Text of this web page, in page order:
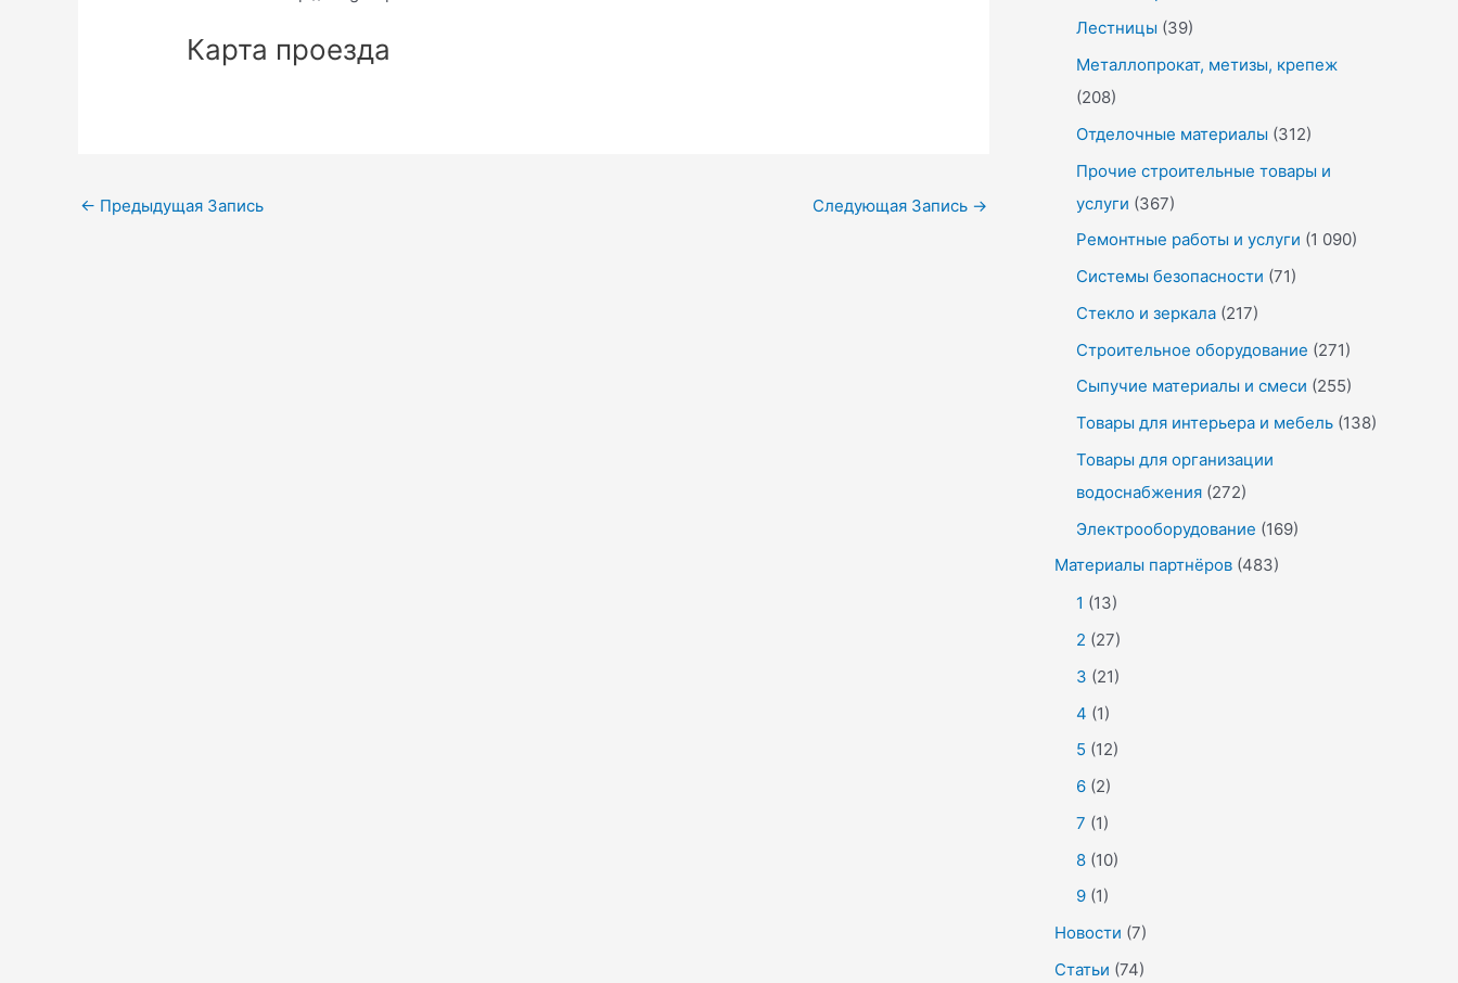
Карта проезда
Навигация
← Предыдущая Запись Следующая Запись →
Лестницы (39)
Металлопрокат, метизы, крепеж
(208)
Отделочные материалы (312)
Прочие строительные товары и
услуги (367)
Ремонтные работы и услуги (1 090)
Системы безопасности (71)
Стекло и зеркала (217)
Строительное оборудование (271)
Сыпучие материалы и смеси (255)
Товары для интерьера и мебель (138)
Товары для организации
водоснабжения (272)
Электрооборудование (169)
Материалы партнёров (483)
1 (13)
2 (27)
3 (21)
4 (1)
5 (12)
6 (2)
7 (1)
8 (10)
9 (1)
Новости (7)
Статьи (74)